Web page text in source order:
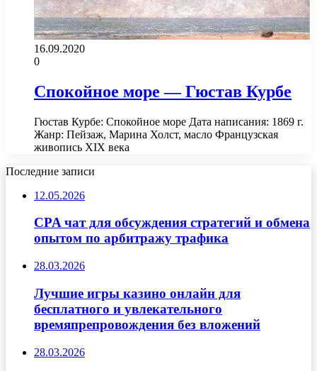
16.09.2020
0
Спокойное море — Гюстав Курбе
Гюстав Курбе: Спокойное море Дата написания: 1869 г.
Жанр: Пейзаж, Марина Холст, масло Французская
живопись XIX века
Последние записи
12.05.2026
CPA чат для обсуждения стратегий и обмена
опытом по арбитражу трафика
28.03.2026
Лучшие игры казино онлайн для
бесплатного и увлекательного
времяпрепровождения без вложений
28.03.2026